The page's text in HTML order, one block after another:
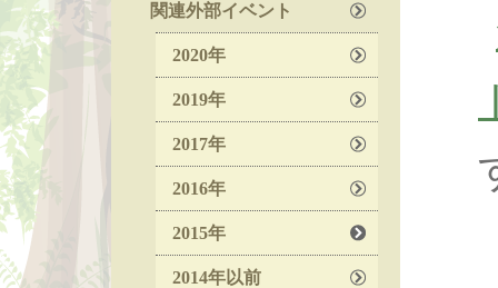
関連外部イベント
2020年
2019年
2017年
2016年
2015年
2014年以前